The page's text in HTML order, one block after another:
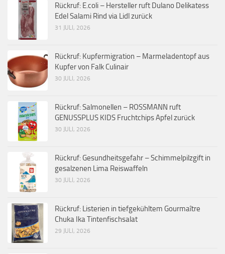
Rückruf: E.coli – Hersteller ruft Dulano Delikatess
Edel Salami Rind via Lidl zurück
31 JULI, 2026
Rückruf: Kupfermigration – Marmeladentopf aus
Kupfer von Falk Culinair
30 JULI, 2026
Rückruf: Salmonellen – ROSSMANN ruft
GENUSSPLUS KIDS Fruchtchips Apfel zurück
30 JULI, 2026
Rückruf: Gesundheitsgefahr – Schimmelpilzgift in
gesalzenen Lima Reiswaffeln
30 JULI, 2026
Rückruf: Listerien in tiefgekühltem Gourmaître
Chuka Ika Tintenfischsalat
29 JULI, 2026